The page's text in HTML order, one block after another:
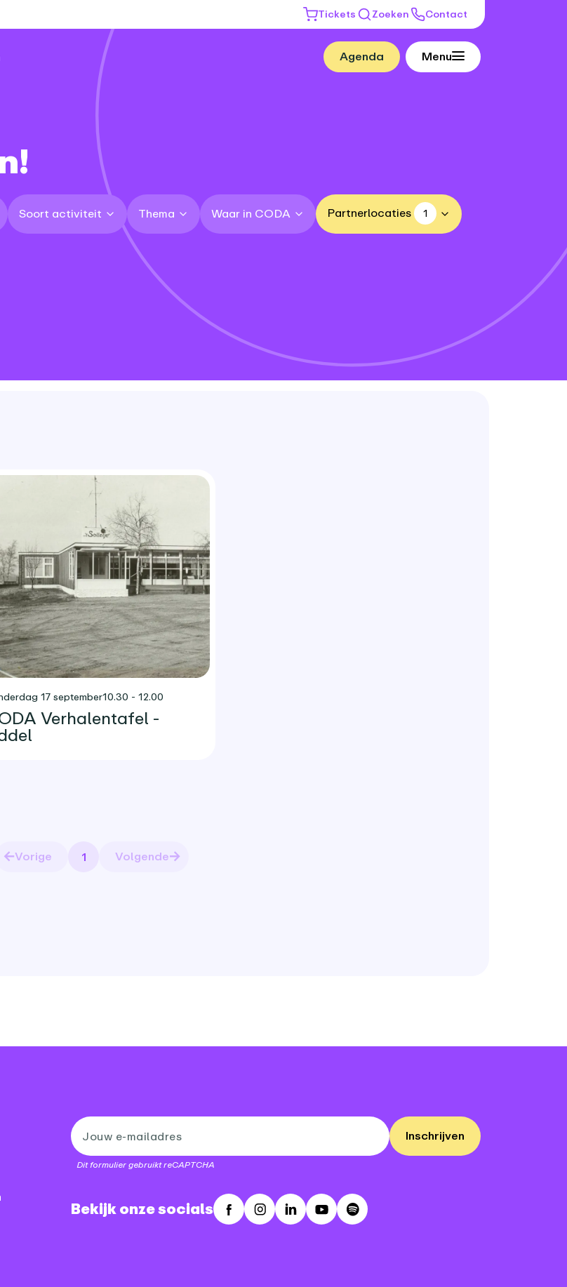
Tickets Zoeken Contact
Agenda Menu
Soort activiteit Thema Waar in CODA Partnerlocaties 1
17 september10.30 - 12.00
Verhalentafel -
Vorige Pagina
1 Volgende
Dit formulier gebruikt reCAPTCHA
Inschrijven
Bekijk onze socials FacebookInstagram
LinkedInYoutubeSpotify